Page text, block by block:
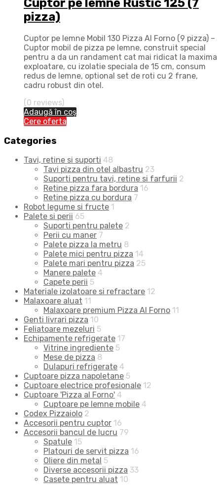
Cuptor pe lemne Rustic 125 (7
pizza)
Cuptor pe lemne Mobil 130 Pizza Al Forno (9 pizza) –
Cuptor mobil de pizza pe lemne, construit special
pentru a da un randament cat mai ridicat la maxima
exploatare, cu izolatie speciala de 15 cm, consum
redus de lemne, optional set de roti cu 2 frane,
cadru robust din otel.
(0 reviews)
Adaugă în coș
Cere oferta
Categories
Tavi, retine si suporti 48
Tavi pizza din otel albastru 23
Suporti pentru tavi, retine si farfurii 2
Retine pizza fara bordura 16
Retine pizza cu bordura 7
Robot legume si fructe 1
Palete si perii 65
Suporti pentru palete 2
Perii cu maner 7
Palete pizza la metru 8
Palete mici pentru pizza 14
Palete mari pentru pizza 25
Manere palete 4
Capete perii 5
Materiale izolatoare si refractare 12
Malaxoare aluat 11
Malaxoare premium Pizza Al Forno 11
Genti livrari pizza 10
Feliatoare mezeluri 5
Echipamente refrigerate 17
Vitrine ingrediente 5
Mese de pizza 8
Dulapuri refrigerate 4
Cuptoare pizza napoletane 5
Cuptoare electrice profesionale 12
Cuptoare 'Pizza al Forno' 4
Cuptoare pe lemne mobile 4
Codex Pizzaiolo 2
Accesorii pentru cuptor 16
Accesorii bancul de lucru 79
Spatule 15
Platouri de servit pizza 16
Oliere din metal 5
Diverse accesorii pizza 33
Casete pentru aluat 10